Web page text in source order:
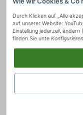
Zahlung & Versand
Durch Klicken auf „Alle
auf unserer Website:
Einstellung jederzeit
finden Sie unte Konfigurieren